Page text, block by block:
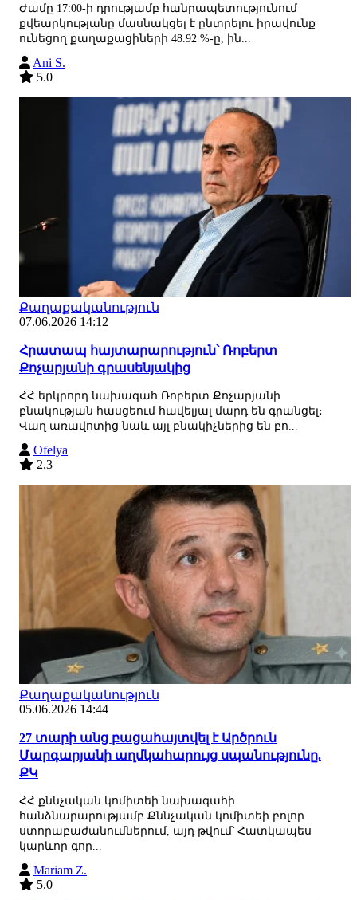
Ժամը 17:00-ի դրությամբ հանրապետությունում
քվեարկությանը մասնակցել է ընտրելու իրավունք
ունեցող քաղաքացիների 48.92 %-ը, ին...
Ani S.
5.0
Քաղաքականություն
07.06.2026 14:12
Հրատապ հայտարարություն՝ Ռոբերտ
Քոչարյանի գրասենյակից
ՀՀ երկրորդ նախագահ Ռոբերտ Քոչարյանի
բնակության հասցեում հավելյալ մարդ են գրանցել։
Վաղ առավոտից նաև այլ բնակիչներից են բո...
Ofelya
2.3
Քաղաքականություն
05.06.2026 14:44
27 տարի անց բացահայտվել է Արծրուն
Մարգարյանի աղմկահարույց սպանությունը.
ՔԿ
ՀՀ քննչական կոմիտեի նախագահի
հանձնարարությամբ Քննչական կոմիտեի բոլոր
ստորաբաժանումներում, այդ թվում՝ Հատկապես
կարևոր գոր...
Mariam Z.
5.0